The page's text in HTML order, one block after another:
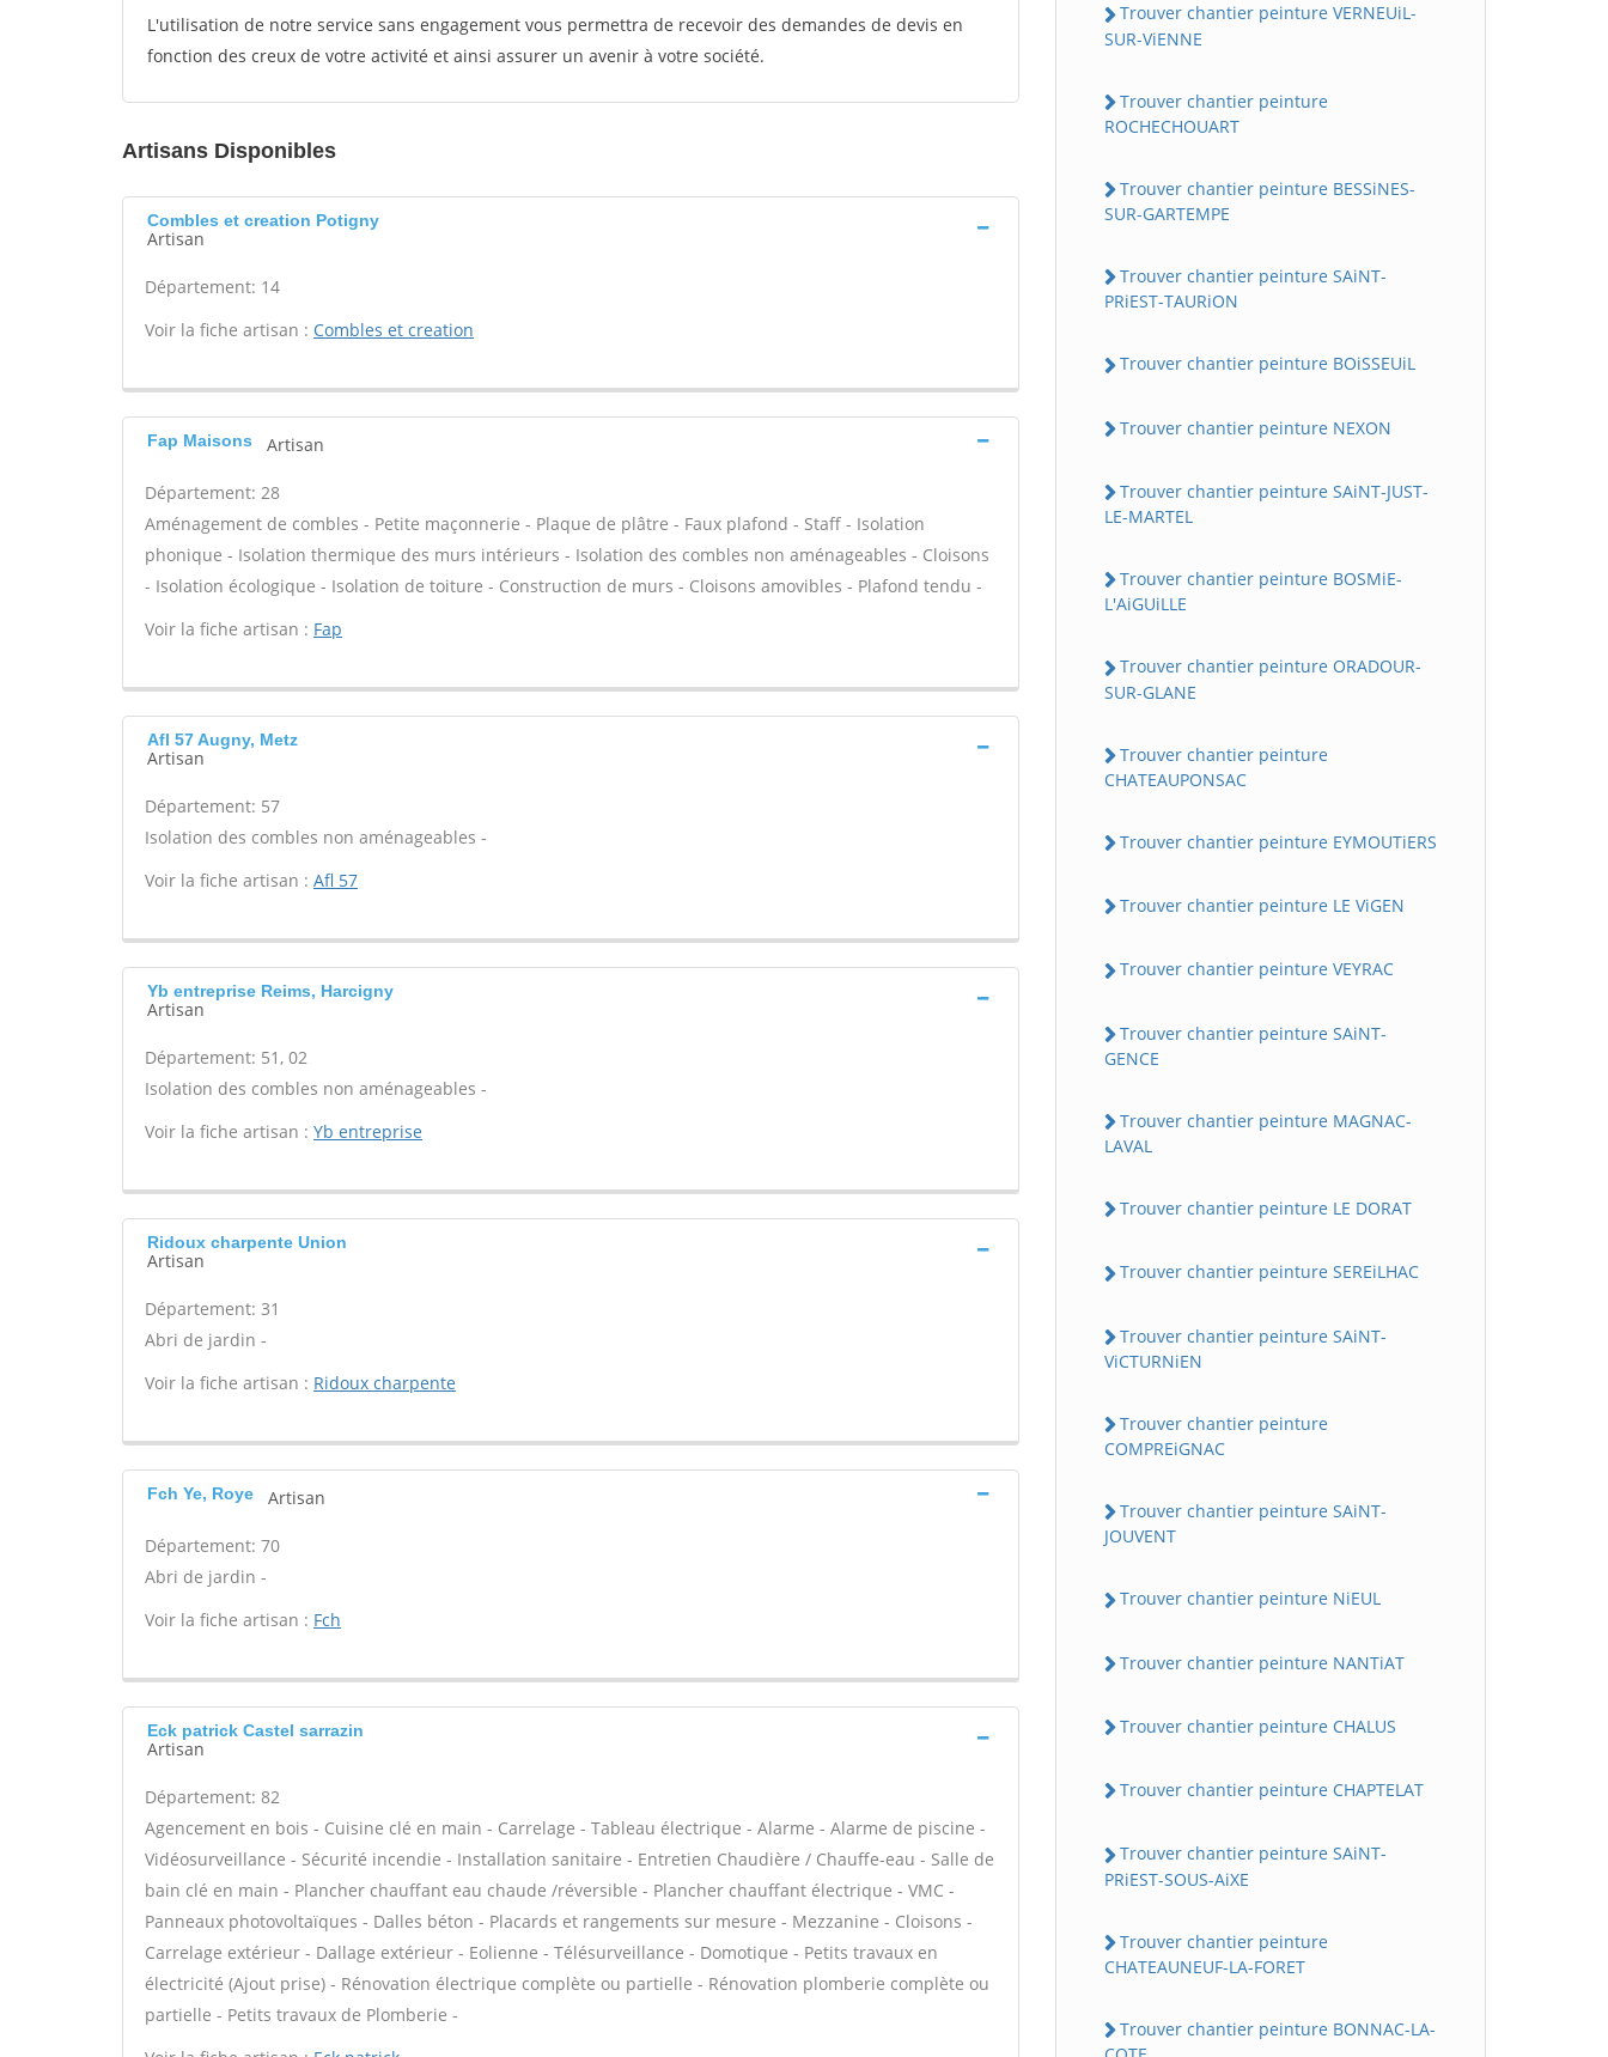
L'utilisation de notre service sans engagement vous permettra de recevoir des demandes de devis en
fonction des creux de votre activité et ainsi assurer un avenir à votre société.
Artisans Disponibles
Combles et creation Potigny
Artisan
Département: 14
Voir la fiche artisan : Combles et creation
Fap Maisons Artisan
Département: 28
Aménagement de combles - Petite maçonnerie - Plaque de plâtre - Faux plafond - Staff - Isolation
phonique - Isolation thermique des murs intérieurs - Isolation des combles non aménageables - Cloisons
- Isolation écologique - Isolation de toiture - Construction de murs - Cloisons amovibles - Plafond tendu -
Voir la fiche artisan : Fap
Afl 57 Augny, Metz
Artisan
Département: 57
Isolation des combles non aménageables -
Voir la fiche artisan : Afl 57
Yb entreprise Reims, Harcigny
Artisan
Département: 51, 02
Isolation des combles non aménageables -
Voir la fiche artisan : Yb entreprise
Ridoux charpente Union
Artisan
Département: 31
Abri de jardin -
Voir la fiche artisan : Ridoux charpente
Fch Ye, Roye Artisan
Département: 70
Abri de jardin -
Voir la fiche artisan : Fch
Eck patrick Castel sarrazin
Artisan
Département: 82
Agencement en bois - Cuisine clé en main - Carrelage - Tableau électrique - Alarme - Alarme de piscine -
Vidéosurveillance - Sécurité incendie - Installation sanitaire - Entretien Chaudière / Chauffe-eau - Salle de
bain clé en main - Plancher chauffant eau chaude /réversible - Plancher chauffant électrique - VMC -
Panneaux photovoltaïques - Dalles béton - Placards et rangements sur mesure - Mezzanine - Cloisons -
Carrelage extérieur - Dallage extérieur - Eolienne - Télésurveillance - Domotique - Petits travaux en
électricité (Ajout prise) - Rénovation électrique complète ou partielle - Rénovation plomberie complète ou
partielle - Petits travaux de Plomberie -
Trouver chantier peinture VERNEUiL-
SUR-ViENNE
Trouver chantier peinture
ROCHECHOUART
Trouver chantier peinture BESSiNES-
SUR-GARTEMPE
Trouver chantier peinture SAiNT-
PRiEST-TAURiON
Trouver chantier peinture BOiSSEUiL
Trouver chantier peinture NEXON
Trouver chantier peinture SAiNT-JUST-
LE-MARTEL
Trouver chantier peinture BOSMiE-
L'AiGUiLLE
Trouver chantier peinture ORADOUR-
SUR-GLANE
Trouver chantier peinture
CHATEAUPONSAC
Trouver chantier peinture EYMOUTiERS
Trouver chantier peinture LE ViGEN
Trouver chantier peinture VEYRAC
Trouver chantier peinture SAiNT-
GENCE
Trouver chantier peinture MAGNAC-
LAVAL
Trouver chantier peinture LE DORAT
Trouver chantier peinture SEREiLHAC
Trouver chantier peinture SAiNT-
ViCTURNiEN
Trouver chantier peinture
COMPREiGNAC
Trouver chantier peinture SAiNT-
JOUVENT
Trouver chantier peinture NiEUL
Trouver chantier peinture NANTiAT
Trouver chantier peinture CHALUS
Trouver chantier peinture CHAPTELAT
Trouver chantier peinture SAiNT-
PRiEST-SOUS-AiXE
Trouver chantier peinture
CHATEAUNEUF-LA-FORET
Trouver chantier peinture BONNAC-LA-